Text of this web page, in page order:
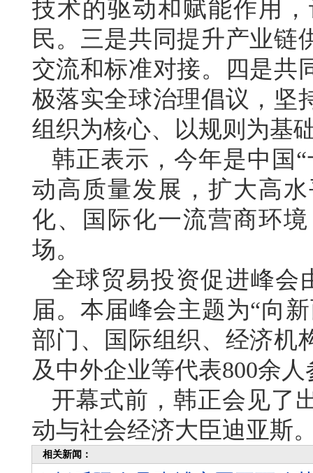
技术的驱动和赋能作用
民。三是共同提升产业链
交流和标准对接。四是共
极落实全球治理倡议，坚
组织为核心、以规则为基
韩正表示，今年是中国
动高质量发展，扩大高
化、国际化一流营商环
场。
全球贸易投资促进峰会
届。本届峰会主题为“向
部门、国际组织、经济机
及中外企业等代表800余人
开幕式前，韩正会见了
动与社会经济大臣迪亚斯
相关新闻：